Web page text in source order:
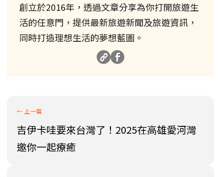
創立於2016年，透過文章分享為你打開旅遊生
活的任意門，提供最新旅遊新聞及旅遊資訊，
同時打造理想生活的夢想藍圖。
吉伊卡哇要來台灣了！2025在高雄愛河灣
邀你一起療癒